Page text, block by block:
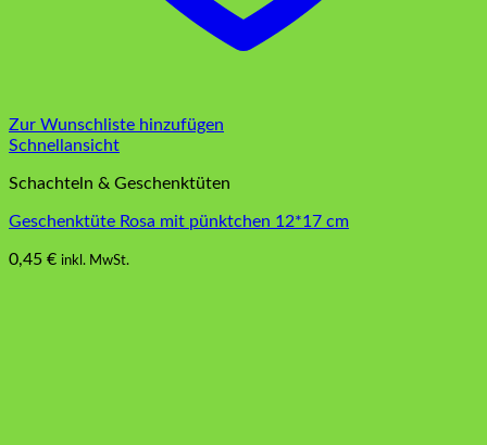
Zur Wunschliste hinzufügen
Schnellansicht
Schachteln & Geschenktüten
Geschenktüte Rosa mit pünktchen 12*17 cm
0,45 € inkl. MwSt.